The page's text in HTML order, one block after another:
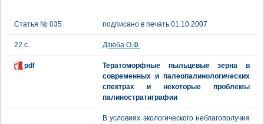
Статья № 035 подписано в печать 01.10.2007
22 с. Дзюба О.Ф.
pdf
Тератоморфные пыльцевые зерна в
современных и палеопалинологических
спектрах и некоторые проблемы
палиностратиграфии
В условиях экологического неблагополучия